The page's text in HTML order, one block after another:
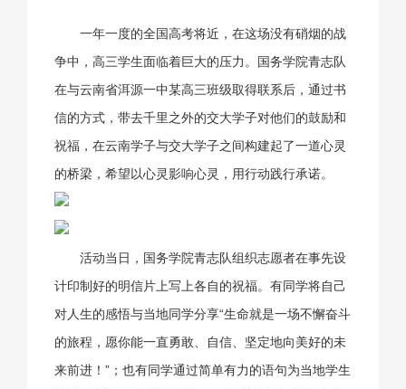
一年一度的全国高考将近，在这场没有硝烟的战
争中，高三学生面临着巨大的压力。国务学院青志队
在与云南省洱源一中某高三班级取得联系后，通过书
信的方式，带去千里之外的交大学子对他们的鼓励和
祝福，在云南学子与交大学子之间构建起了一道心灵
的桥梁，希望以心灵影响心灵，用行动践行承诺。
活动当日，国务学院青志队组织志愿者在事先设
计印制好的明信片上写上各自的祝福。有同学将自己
对人生的感悟与当地同学分享“生命就是一场不懈奋斗
的旅程，愿你能一直勇敢、自信、坚定地向美好的未
来前进！”；也有同学通过简单有力的语句为当地学生